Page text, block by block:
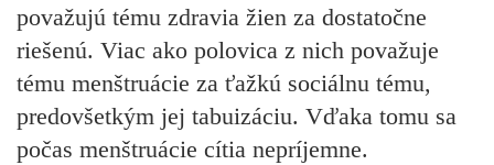
považujú tému zdravia žien za dostatočne
riešenú. Viac ako polovica z nich považuje
tému menštruácie za ťažkú sociálnu tému,
predovšetkým jej tabuizáciu. Vďaka tomu sa
počas menštruácie cítia nepríjemne.